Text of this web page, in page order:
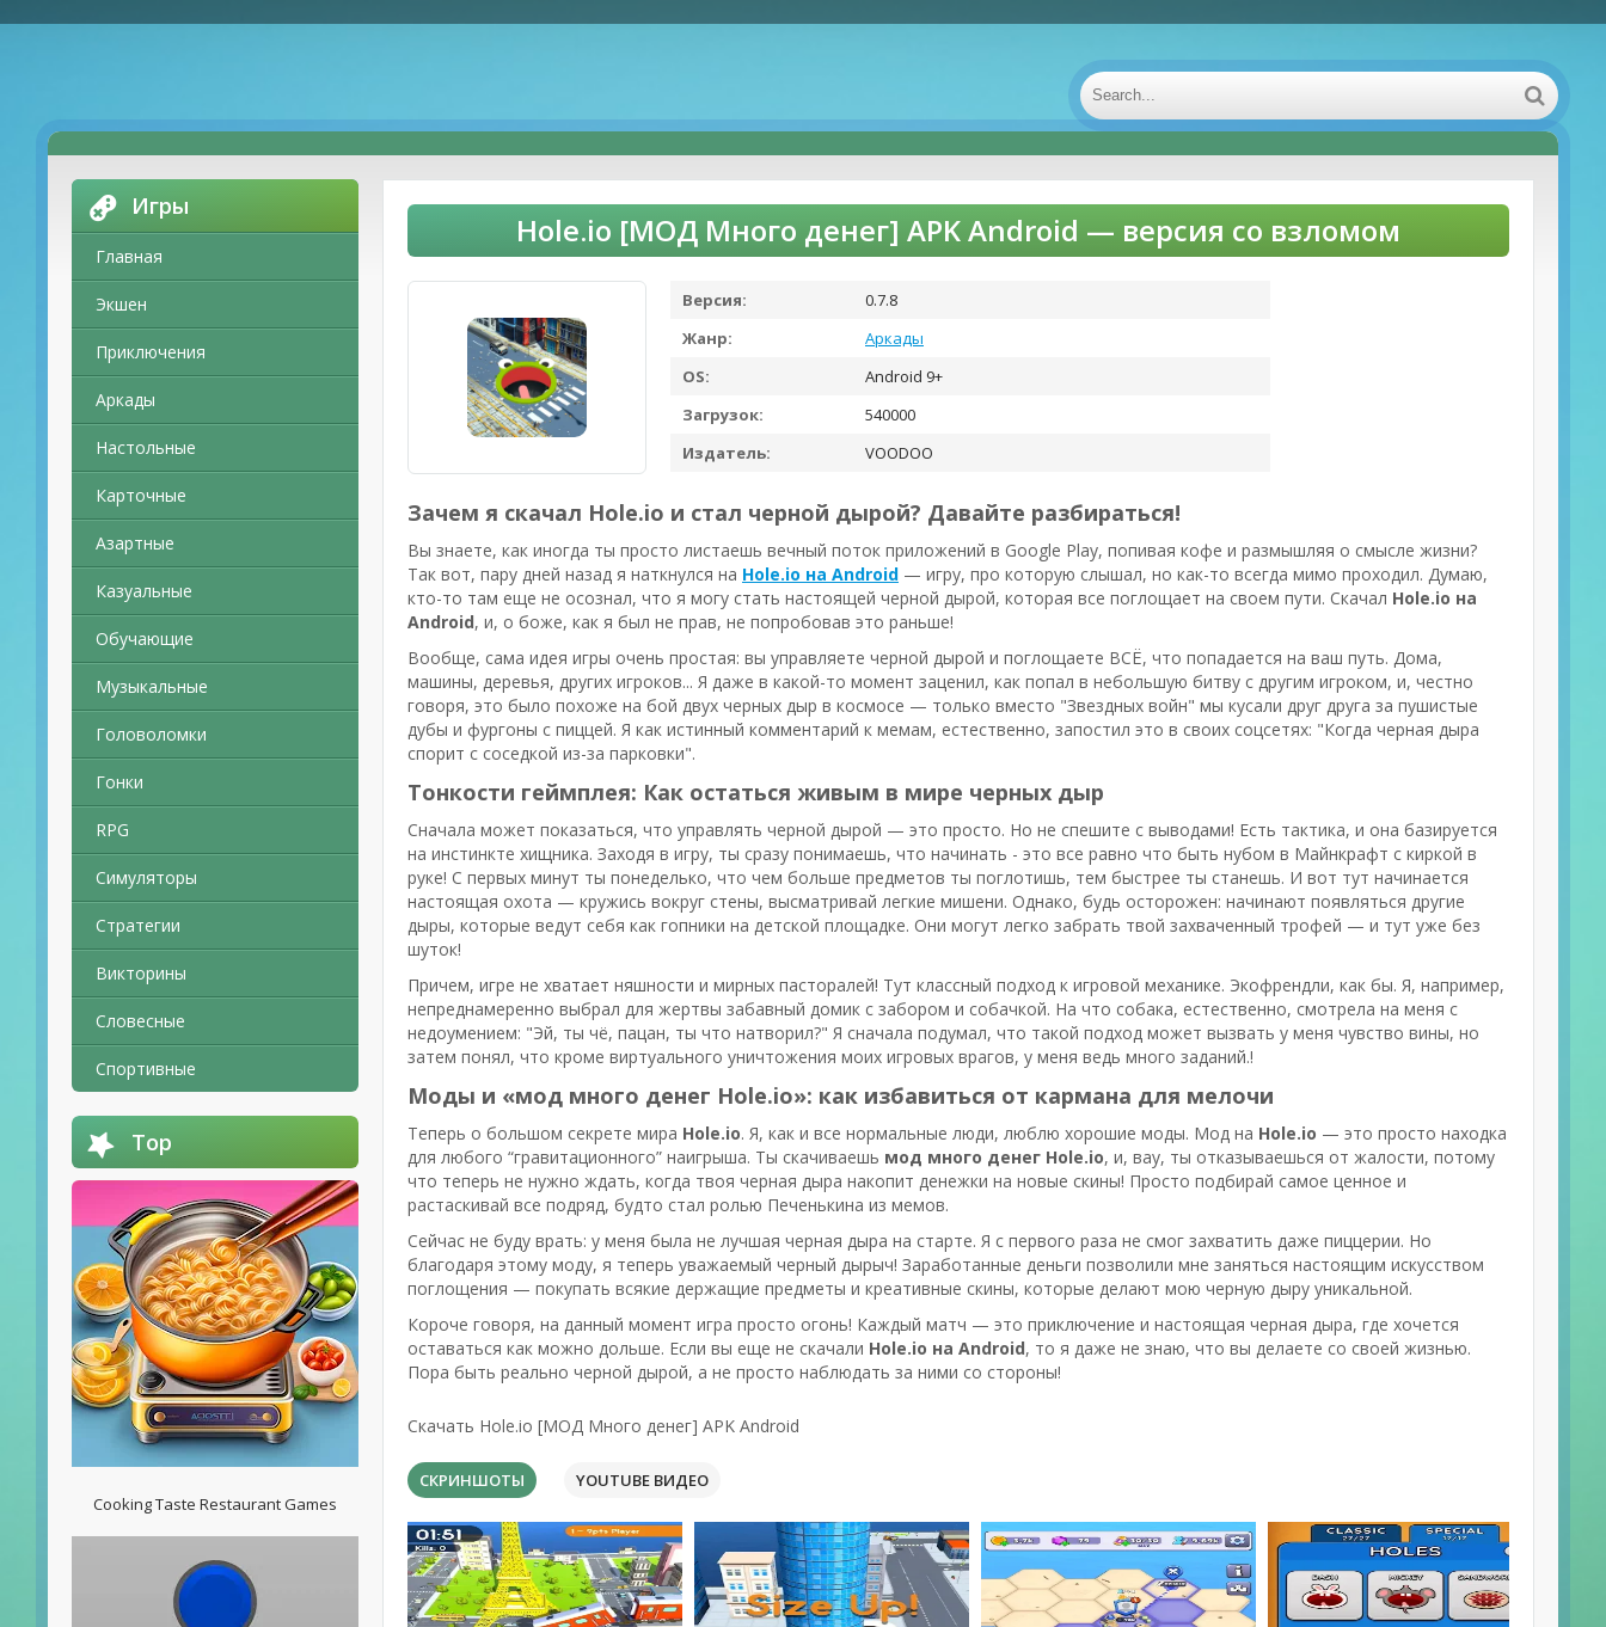
Игры
Главная
Экшен
Приключения
Аркады
Настольные
Карточные
Азартные
Казуальные
Обучающие
Музыкальные
Головоломки
Гонки
RPG
Симуляторы
Стратегии
Викторины
Словесные
Спортивные
Top
Cooking Taste Restaurant Games
Hole.io [МОД Много денег] APK Android — версия со взломом
Версия:
0.7.8
Жанр:
Аркады
OS:
Android 9+
Загрузок:
540000
Издатель:
VOODOO
Зачем я скачал Hole.io и стал черной дырой? Давайте разбираться!
Вы знаете, как иногда ты просто листаешь вечный поток приложений в Google Play, попивая кофе и размышляя о смыслe жизни?
Так вот, пару дней назад я наткнулся на Hole.io на Android — игру, про которую слышал, но как-то всегда мимо проходил. Думаю,
кто-то там еще не осознал, что я могу стать настоящей черной дырой, которая все поглощает на своем пути. Скачал Hole.io на
Android, и, о боже, как я был не прав, не попробовав это раньше!
Вообще, сама идея игры очень простая: вы управляете черной дырой и поглощаете ВСЁ, что попадается на ваш путь. Дома,
машины, деревья, других игроков... Я даже в какой-то момент заценил, как попал в небольшую битву с другим игроком, и, честно
говоря, это было похоже на бой двух черных дыр в космосе — только вместо "Звездных войн" мы кусали друг друга за пушистые
дубы и фургоны с пиццей. Я как истинный комментарий к мемам, естественно, запостил это в своих соцсетях: "Когда черная дыра
спорит с соседкой из-за парковки".
Тонкости геймплея: Как остаться живым в мире черных дыр
Сначала может показаться, что управлять черной дырой — это просто. Но не спешите с выводами! Есть тактика, и она базируется
на инстинкте хищника. Заходя в игру, ты сразу понимаешь, что начинать - это все равно что быть нубом в Майнкрафт с киркой в
руке! С первых минут ты понеделько, что чем больше предметов ты поглотишь, тем быстрее ты станешь. И вот тут начинается
настоящая охота — кружись вокруг стены, высматривай легкие мишени. Однако, будь осторожен: начинают появляться другие
дыры, которые ведут себя как гопники на детской площадке. Они могут легко забрать твой захваченный трофей — и тут уже без
шуток!
Причем, игре не хватает няшности и мирных пасторалей! Тут классный подход к игровой механике. Экофрендли, как бы. Я, например,
непреднамеренно выбрал для жертвы забавный домик с забором и собачкой. На что собака, естественно, смотрела на меня с
недоумением: "Эй, ты чё, пацан, ты что натворил?" Я сначала подумал, что такой подход может вызвать у меня чувство вины, но
затем понял, что кроме виртуального уничтожения моих игровых врагов, у меня ведь много заданий.!
Моды и «мод много денег Hole.io»: как избавиться от кармана для мелочи
Теперь о большом секрете мира Hole.io. Я, как и все нормальные люди, люблю хорошие моды. Мод на Hole.io — это просто находка
для любого “гравитационного” наигрыша. Ты скачиваешь мод много денег Hole.io, и, вау, ты отказываешься от жалости, потому
что теперь не нужно ждать, когда твоя черная дыра накопит денежки на новые скины! Просто подбирай самое ценное и
растаскивай все подряд, будто стал ролью Печенькина из мемов.
Сейчас не буду врать: у меня была не лучшая черная дыра на старте. Я с первого раза не смог захватить даже пиццерии. Но
благодаря этому моду, я теперь уважаемый черный дырыч! Заработанные деньги позволили мне заняться настоящим искусством
поглощения — покупать всякие держащие предметы и креативные скины, которые делают мою черную дыру уникальной.
Короче говоря, на данный момент игра просто огонь! Каждый матч — это приключение и настоящая черная дыра, где хочется
оставаться как можно дольше. Если вы еще не скачали Hole.io на Android, то я даже не знаю, что вы делаете со своей жизнью.
Пора быть реально черной дырой, а не просто наблюдать за ними со стороны!
Скачать Hole.io [МОД Много денег] APK Android
СКРИНШОТЫ YOUTUBE ВИДЕО